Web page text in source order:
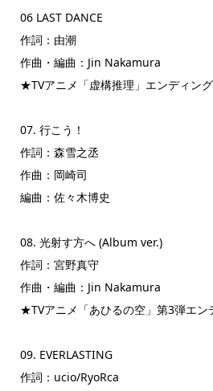
06 LAST DANCE
作詞：由潮
作曲・編曲：Jin Nakamura
★TVアニメ「虚構推理」エンディン
07. 行こう！
作詞：森雪之丞
作曲：岡崎司
編曲：佐々木博史
08. 光射す方へ (Album ver.)
作詞：宮野真守
作曲・編曲：Jin Nakamura
★TVアニメ「あひるの空」第3弾エン
09. EVERLASTING
作詞：ucio/RyoRca